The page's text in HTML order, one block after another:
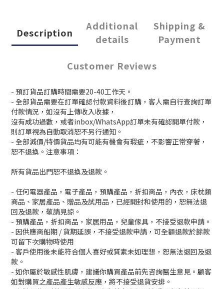
Description
Additional
details
Shipping &
Payment
Customer Reviews
- 預訂貨品訂購時間需要20-40工作天。
- 全部貨品需要在訂單確認付款資料後訂購，客人需自行查詢訂單
付款情況，如沒有上傳收入收據，
沒有成功過數，或者inbox/WhatsApp訂單未有確認開單付款，
則訂單視為自動取消恕不另行通知。
- 全部減價/特價貨品均有可能有機會有瑕疵，不影響正常穿著，
恕不退換。注意事項：
所有貨品出門恕不退換及退款。
- 任何電器產品，電子產品，預購產品，折扣商品，內衣，床枕類
商品、家居產品、贈品及試用品，已經開封和使用的，恕無法退
回及退款，敬請見諒。
- 預購產品，折扣商品，家居用品，兒童傢具，不接受退款申請。
- 因供應商船期 / 貨期延誤，不接受退款申請，可全額退款於餘款
可留下次購物時使用
- 客戶使用後未能符合個人喜好或質素未如理想，恕無法退回及退
款。
- 如你屬於敏感性肌膚，建議你購買產品前先咨詢醫生意見。顧客
如對購買之產品產生敏感反應，將不接受退貨安排。